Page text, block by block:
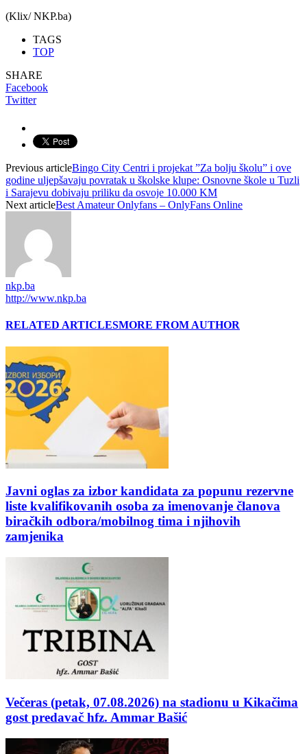
(Klix/ NKP.ba)
TAGS
TOP
SHARE
Facebook
Twitter
Previous articleBingo City Centri i projekat ”Za bolju školu” i ove
godine uljepšavaju povratak u školske klupe: Osnovne škole u Tuzli
i Sarajevu dobivaju priliku da osvoje 10.000 KM
Next articleBest Amateur Onlyfans – OnlyFans Online
nkp.ba
http://www.nkp.ba
RELATED ARTICLESMORE FROM AUTHOR
Javni oglas za izbor kandidata za popunu rezervne
liste kvalifikovanih osoba za imenovanje članova
biračkih odbora/mobilnog tima i njihovih
zamjenika
Večeras (petak, 07.08.2026) na stadionu u Kikačima
gost predavač hfz. Ammar Bašić